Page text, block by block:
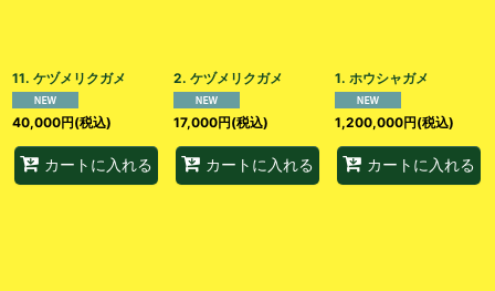
11. ケヅメリクガメ
40,000円(税込)
カートに入れる
2. ケヅメリクガメ
17,000円(税込)
カートに入れる
1. ホウシャガメ
1,200,000円(税込)
カートに入れる